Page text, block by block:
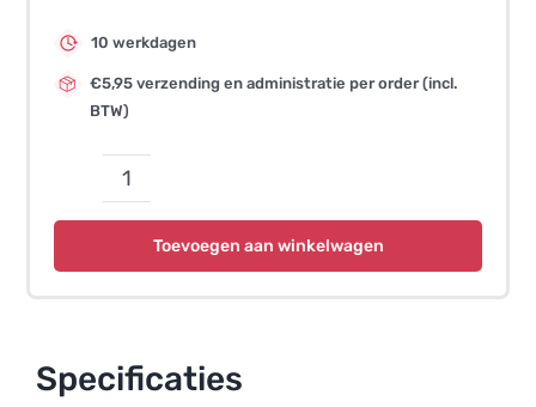
10 werkdagen
€5,95 verzending en administratie per order (incl.
BTW)
X-
gebonden
Myotubulaire
-
Labrador
Toevoegen aan winkelwagen
Specificaties